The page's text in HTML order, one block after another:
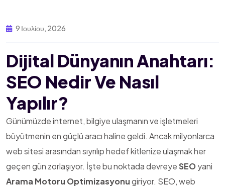
9 Ιουλίου, 2026
Dijital Dünyanın Anahtarı:
SEO Nedir Ve Nasıl
Yapılır?
Günümüzde internet, bilgiye ulaşmanın ve işletmeleri
büyütmenin en güçlü aracı haline geldi. Ancak milyonlarca
web sitesi arasından sıyrılıp hedef kitlenize ulaşmak her
geçen gün zorlaşıyor. İşte bu noktada devreyeSEO yani
Arama Motoru Optimizasyonugiriyor. SEO, web